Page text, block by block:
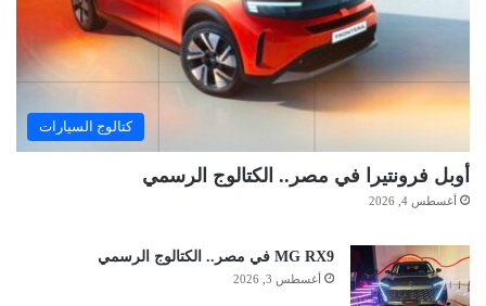
كتالوج السيارات
أوبل فرونتيرا في مصر.. الكتالوج الرسمي
أغسطس 4, 2026
MG RX9 في مصر.. الكتالوج الرسمي
أغسطس 3, 2026